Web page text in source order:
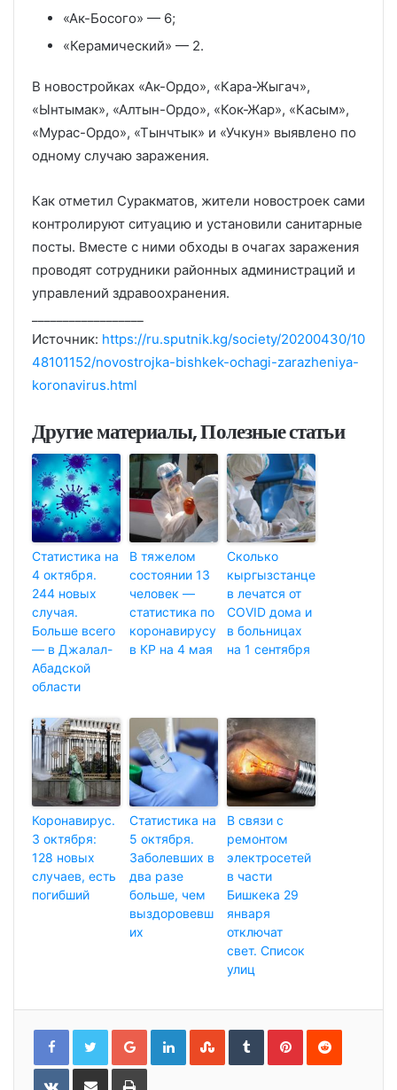
«Ак-Босого» — 6;
«Керамический» — 2.
В новостройках «Ак-Ордо», «Кара-Жыгач»,
«Ынтымак», «Алтын-Ордо», «Кок-Жар», «Касым»,
«Мурас-Ордо», «Тынчтык» и «Учкун» выявлено по
одному случаю заражения.
Как отметил Суракматов, жители новостроек сами
контролируют ситуацию и установили санитарные
посты. Вместе с ними обходы в очагах заражения
проводят сотрудники районных администраций и
управлений здравоохранения.
Источник: https://ru.sputnik.kg/society/20200430/10
48101152/novostrojka-bishkek-ochagi-zarazheniya-
koronavirus.html
Другие материалы, Полезные статьи
Статистика на
4 октября.
244 новых
случая.
Больше всего
— в Джалал-
Абадской
области
В тяжелом
состоянии 13
человек —
статистика по
коронавирусу
в КР на 4 мая
Сколько
кыргызстанце
в лечатся от
COVID дома и
в больницах
на 1 сентября
Коронавирус.
3 октября:
128 новых
случаев, есть
погибший
Статистика на
5 октября.
Заболевших в
два разе
больше, чем
выздоровевш
их
В связи с
ремонтом
электросетей
в части
Бишкека 29
января
отключат
свет. Список
улиц
G
g
L
k
e
S
b
T
b
P
t
e
V П